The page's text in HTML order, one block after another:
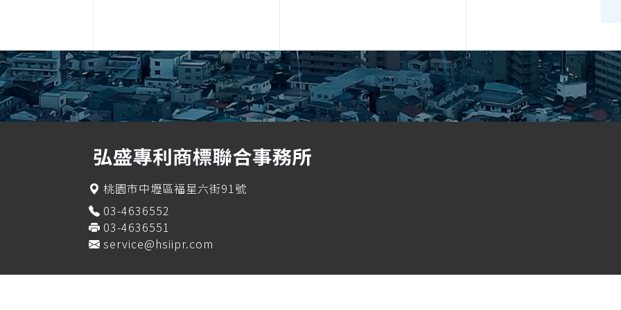
桃園市中壢區福星六街91號
03-4636552
03-4636551
service@hsiipr.com